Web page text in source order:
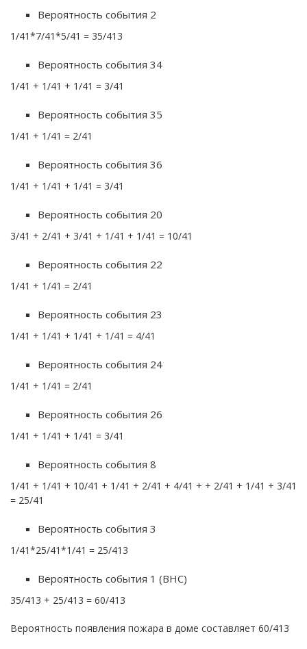
Вероятность события 2
1/41*7/41*5/41 = 35/413
Вероятность события 34
1/41 + 1/41 + 1/41 = 3/41
Вероятность события 35
1/41 + 1/41 = 2/41
Вероятность события 36
1/41 + 1/41 + 1/41 = 3/41
Вероятность события 20
3/41 + 2/41 + 3/41 + 1/41 + 1/41 = 10/41
Вероятность события 22
1/41 + 1/41 = 2/41
Вероятность события 23
1/41 + 1/41 + 1/41 + 1/41 = 4/41
Вероятность события 24
1/41 + 1/41 = 2/41
Вероятность события 26
1/41 + 1/41 + 1/41 = 3/41
Вероятность события 8
1/41 + 1/41 + 10/41 + 1/41 + 2/41 + 4/41 + + 2/41 + 1/41 + 3/41
= 25/41
Вероятность события 3
1/41*25/41*1/41 = 25/413
Вероятность события 1 (ВНС)
35/413 + 25/413 = 60/413
Вероятность появления пожара в доме составляет 60/413